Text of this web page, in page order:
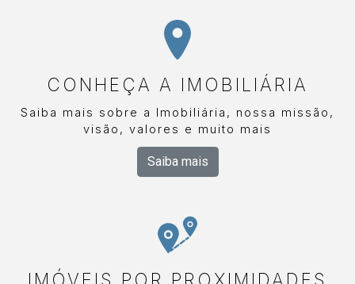
acesso ao shopping Tivoli e as cidades de Santa
Bárbara, Nova Odessa e Campinas. O OAK é o
primeiro empreendimento da incorporadora e
construtora Hype em Americana. Para conhecer
mais sobre esse empreendimento, fale agora
com um corretor especialista Arbix pelo
WhatsApp ou Telefone: (19) 3475-4546. ARBX
IMÓVEIS - Presente em +1 lançamento!
CONHEÇA A IMOBILIÁRIA
Saiba mais sobre a Imobiliária, nossa missão,
visão, valores e muito mais
Saiba mais